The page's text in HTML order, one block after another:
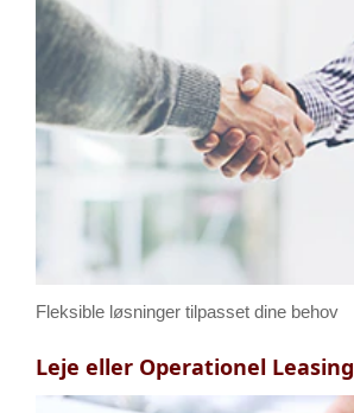
Fleksible løsninger tilpasset dine behov
Leje eller Operationel Leasing